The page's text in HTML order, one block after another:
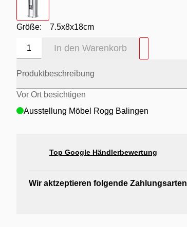
Größe: 7.5x8x18cm
1 In den Warenkorb
Produktbeschreibung
Vor Ort besichtigen
Ausstellung Möbel Rogg Balingen
Top Google Händlerbewertung
Wir aktzeptieren folgende Zahlungsarten